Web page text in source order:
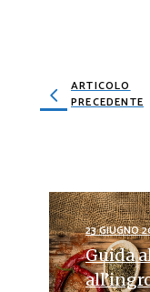
ARTICOLO
PRECEDENTE
23 GIUGNO
Guida